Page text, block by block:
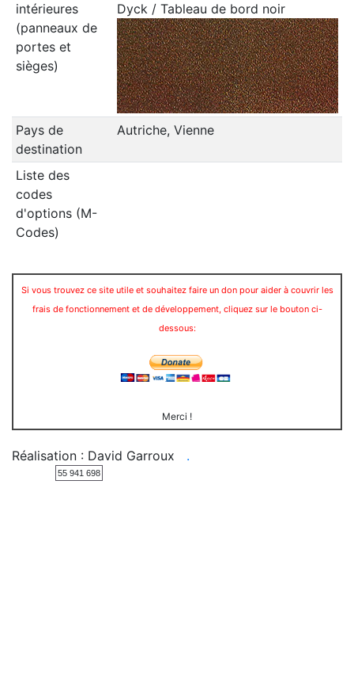
intérieures
(panneaux de
portes et
sièges)
Dyck / Tableau de bord noir
Pays de
destination
Autriche, Vienne
Liste des
codes
d'options (M-
Codes)
Si vous trouvez ce site utile et souhaitez faire un don pour aider à couvrir les
frais de fonctionnement et de développement, cliquez sur le bouton ci-
dessous:
Merci !
Réalisation : David Garroux .
55 941 698